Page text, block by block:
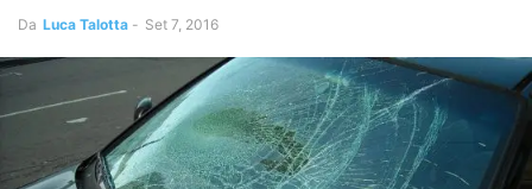
Da Luca Talotta - Set 7, 2016